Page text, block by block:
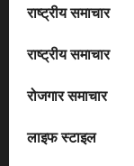
राष्ट्रीय समाचार
राष्ट्रीय समाचार
रोजगार समाचार
लाइफ स्टाइल